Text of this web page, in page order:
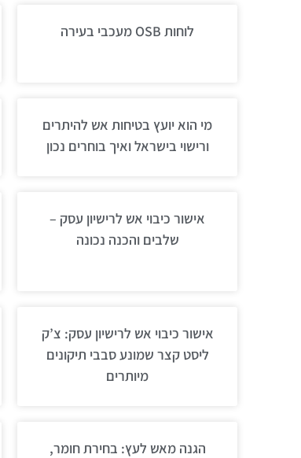
לוחות OSB מעכבי בעירה
מי הוא יועץ בטיחות אש להיתרים
ורישוי בישראל ואיך בוחרים נכון
אישור כיבוי אש לרישיון עסק –
שלבים והכנה נכונה
אישור כיבוי אש לרישיון עסק: צ’ק
ליסט קצר שמונע סבבי תיקונים
מיותרים
הגנה מאש לעץ: בחירת חומר,